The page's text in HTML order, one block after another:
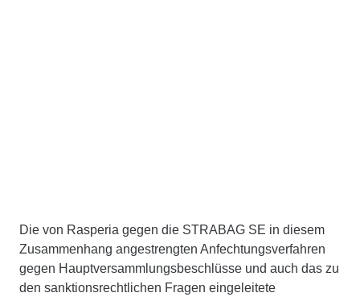
Die von Rasperia gegen die STRABAG SE in diesem
Zusammenhang angestrengten Anfechtungsverfahren
gegen Hauptversammlungsbeschlüsse und auch das zu
den sanktionsrechtlichen Fragen eingeleitete